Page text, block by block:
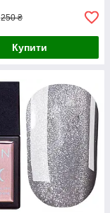
250 ₴
Купити